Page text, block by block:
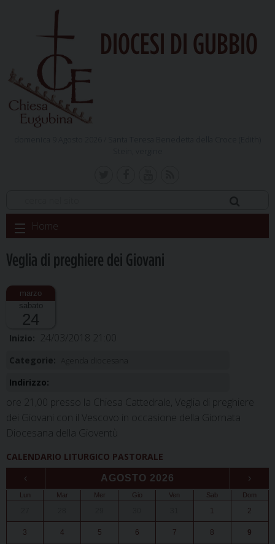
DIOCESI DI GUBBIO
Skip
to
Home
Veglia di preghiere dei Giovani
sabato
24
Inizio: 24/03/2018 21:00
Categorie:
Indirizzo:
ore 21,00 presso la Chiesa Cattedrale, Veglia di preghiere
dei Giovani con il Vescovo in occasione della Giornata
Diocesana della Gioventù
CALENDARIO LITURGICO PASTORALE
‹ AGOSTO 2026 ›
Lun Mar Mer Gio Ven Sab Dom
1 2
3 4 5 6 7 8 9